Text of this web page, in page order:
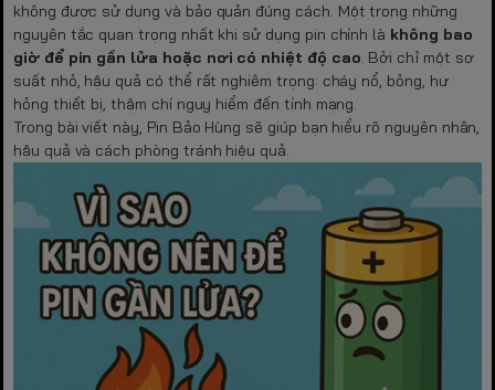
không được sử dụng và bảo quản đúng cách. Một trong những
nguyên tắc quan trọng nhất khi sử dụng pin chính là không bao
giờ để pin gần lửa hoặc nơi có nhiệt độ cao. Bởi chỉ một sơ
suất nhỏ, hậu quả có thể rất nghiêm trọng: cháy nổ, bỏng, hư
hỏng thiết bị, thậm chí nguy hiểm đến tính mạng.
Trong bài viết này, Pin Bảo Hùng sẽ giúp bạn hiểu rõ nguyên nhân,
hậu quả và cách phòng tránh hiệu quả.